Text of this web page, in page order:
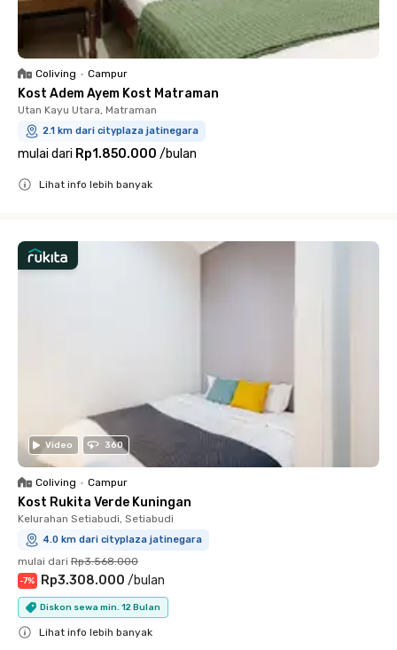
Coliving • Campur
Kost Adem Ayem Kost Matraman
Utan Kayu Utara, Matraman
2.1 km dari cityplaza jatinegara
mulai dari Rp1.850.000 /bulan
Lihat info lebih banyak
Video 360
Coliving • Campur
Kost Rukita Verde Kuningan
Kelurahan Setiabudi, Setiabudi
4.0 km dari cityplaza jatinegara
mulai dari Rp3.568.000
-7% Rp3.308.000 /bulan
Diskon sewa min. 12 Bulan
Lihat info lebih banyak